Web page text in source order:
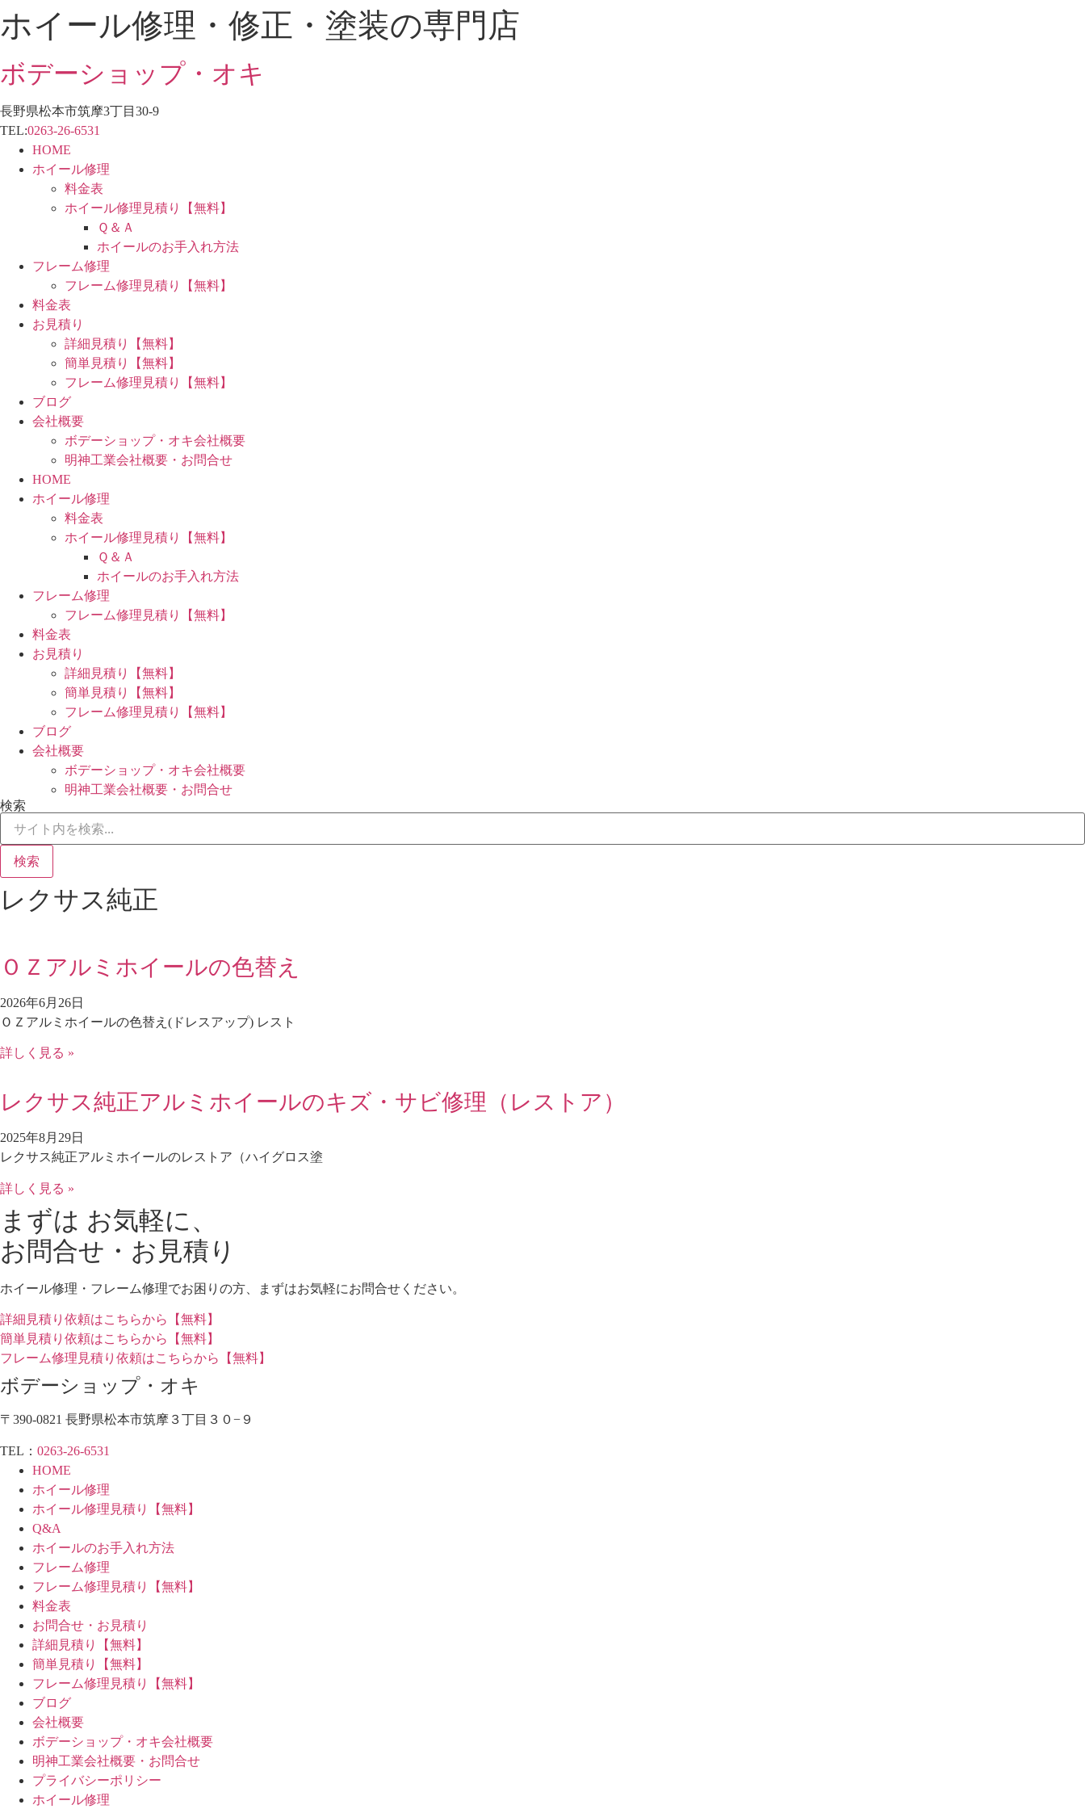
ン
ン
に
ス
ホイール修理・修正・塗装の専門店
ボデーショップ・オキ
長野県松本市筑摩3丁目30-9
TEL:0263-26-6531
HOME
ホイール修理
料金表
ホイール修理見積り【無料】
Ｑ＆Ａ
ホイールのお手入れ方法
フレーム修理
フレーム修理見積り【無料】
料金表
お見積り
詳細見積り【無料】
簡単見積り【無料】
フレーム修理見積り【無料】
ブログ
会社概要
ボデーショップ・オキ会社概要
明神工業会社概要・お問合せ
HOME
ホイール修理
料金表
ホイール修理見積り【無料】
Ｑ＆Ａ
ホイールのお手入れ方法
フレーム修理
フレーム修理見積り【無料】
料金表
お見積り
詳細見積り【無料】
簡単見積り【無料】
フレーム修理見積り【無料】
ブログ
会社概要
ボデーショップ・オキ会社概要
明神工業会社概要・お問合せ
検索
検索
レクサス純正
ＯＺアルミホイールの色替え
2026年6月26日
ＯＺアルミホイールの色替え(ドレスアップ) レスト
詳しく見る »
レクサス純正アルミホイールのキズ・サビ修理（レストア）
2025年8月29日
レクサス純正アルミホイールのレストア（ハイグロス塗
詳しく見る »
まずは お気軽に、
お問合せ・お見積り
ホイール修理・フレーム修理でお困りの方、まずはお気軽にお問合せください。
詳細見積り依頼はこちらから【無料】
簡単見積り依頼はこちらから【無料】
フレーム修理見積り依頼はこちらから【無料】
ボデーショップ・オキ
〒390-0821 長野県松本市筑摩３丁目３０−９
TEL： 0263-26-6531
HOME
ホイール修理
ホイール修理見積り【無料】
Q&A
ホイールのお手入れ方法
フレーム修理
フレーム修理見積り【無料】
料金表
お問合せ・お見積り
詳細見積り【無料】
簡単見積り【無料】
フレーム修理見積り【無料】
ブログ
会社概要
ボデーショップ・オキ会社概要
明神工業会社概要・お問合せ
プライバシーポリシー
ホイール修理